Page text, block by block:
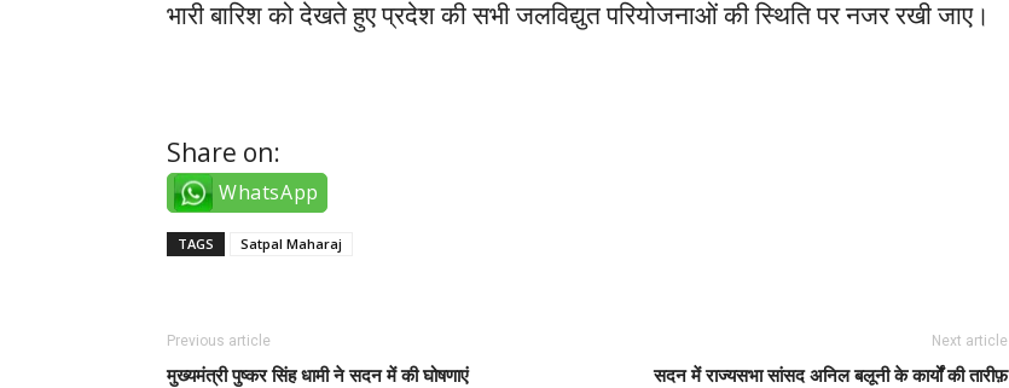
भारी बारिश को देखते हुए प्रदेश की सभी जलविद्युत परियोजनाओं की स्थिति पर नजर रखी जाए।
Share on:
WhatsApp
TAGS Satpal Maharaj
Previous article
मुख्यमंत्री पुष्कर सिंह धामी ने सदन में की घोषणाएं
Next article
सदन में राज्यसभा सांसद अनिल बलूनी के कार्यों की तारीफ़